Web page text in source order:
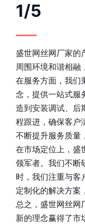
1/5
盛世网丝网厂家的
周围环境和谐相融
在服务方面，我们
念，提供一站式服
造到安装调试、后
程跟进，确保客户
不断提升服务质量
在市场定位上， 盛
领军者。我们不断
时，我们注重与客
定制化的解决方案
总之， 盛世网丝网
新的理念赢得了市